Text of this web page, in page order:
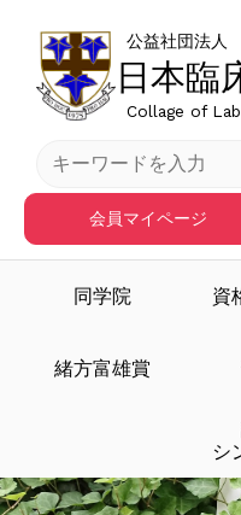
日本臨
公益社団法人
Collage of
会員マイページ
同学院 資
緒方富雄賞
シ